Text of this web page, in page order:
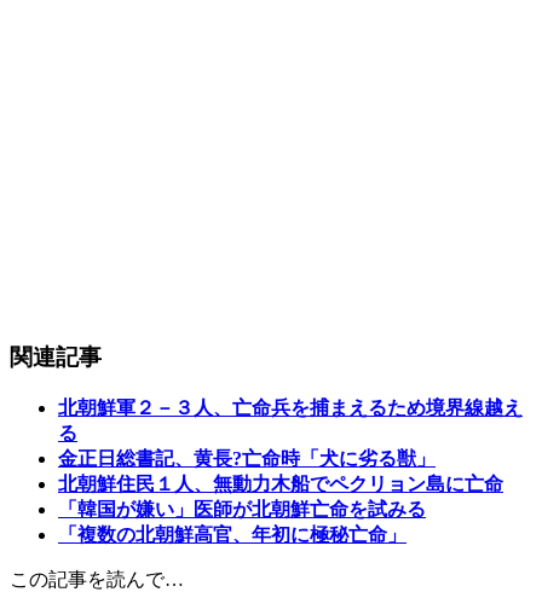
関連記事
北朝鮮軍２－３人、亡命兵を捕まえるため境界線越え
る
金正日総書記、黄長?亡命時「犬に劣る獣」
北朝鮮住民１人、無動力木船でペクリョン島に亡命
「韓国が嫌い」医師が北朝鮮亡命を試みる
「複数の北朝鮮高官、年初に極秘亡命」
この記事を読んで…